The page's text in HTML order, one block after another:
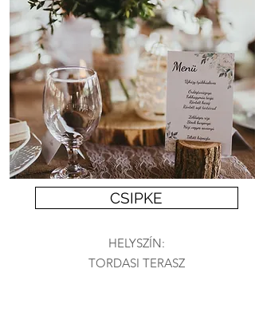
CSIPKE
HELYSZÍN:
TORDASI TERASZ